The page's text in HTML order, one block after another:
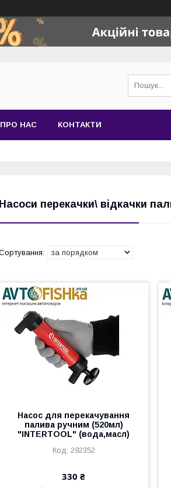
ПРО НАС КОНТАКТИ
Насоси перекачки\ відкачки
Насос для перекачування
палива ручним (520мл)
"INTERTOOL" (вода,масл)
292352
330 ₴